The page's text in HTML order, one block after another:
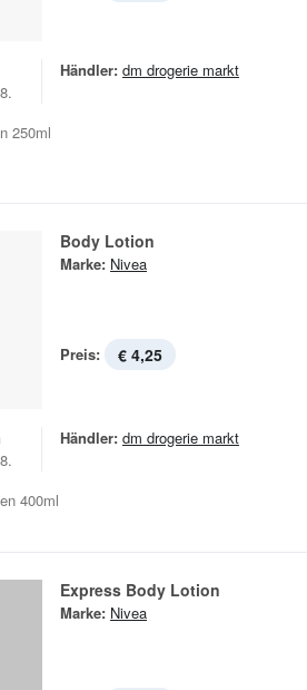
Händler: dm drogerie markt
250ml
Body Lotion
Marke: Nivea
Preis: € 4,25
Händler: dm drogerie markt
400ml
Express Body Lotion
Marke: Nivea